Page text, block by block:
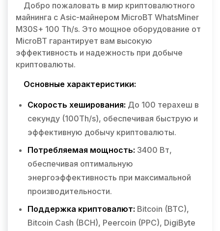
Добро пожаловать в мир криптовалютного
майнинга с Asic-майнером MicroBT WhatsMiner
M30S+ 100 Th/s. Это мощное оборудование от
MicroBT гарантирует вам высокую
эффективность и надежность при добыче
криптовалюты.
Основные характеристики:
Скорость хеширования: До 100 терахеш в
секунду (100Th/s), обеспечивая быструю и
эффективную добычу криптовалюты.
Потребляемая мощность: 3400 Вт,
обеспечивая оптимальную
энергоэффективность при максимальной
производительности.
Поддержка криптовалют: Bitcoin (BTC),
Bitcoin Cash (BCH), Peercoin (PPC), DigiByte